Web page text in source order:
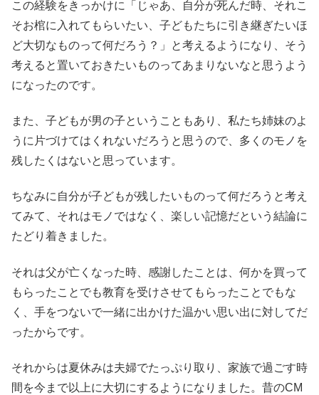
この経験をきっかけに「じゃあ、自分が死んだ時、それこ
そお棺に入れてもらいたい、子どもたちに引き継ぎたいほ
ど大切なものって何だろう？」と考えるようになり、そう
考えると置いておきたいものってあまりないなと思うよう
になったのです。
また、子どもが男の子ということもあり、私たち姉妹のよ
うに片づけてはくれないだろうと思うので、多くのモノを
残したくはないと思っています。
ちなみに自分が子どもが残したいものって何だろうと考え
てみて、それはモノではなく、楽しい記憶だという結論に
たどり着きました。
それは父が亡くなった時、感謝したことは、何かを買って
もらったことでも教育を受けさせてもらったことでもな
く、手をつないで一緒に出かけた温かい思い出に対してだ
ったからです。
それからは夏休みは夫婦でたっぷり取り、家族で過ごす時
間を今まで以上に大切にするようになりました。昔のCM